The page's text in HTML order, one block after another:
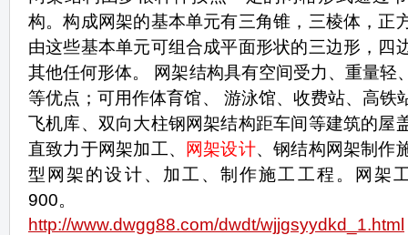
构。构成网架的基本单元有三角锥，三棱体，正
由这些基本单元可组合成平面形状的三边形，四
其他任何形体。 网架结构具有空间受力、重量轻
等优点；可用作体育馆、 游泳馆、收费站、高铁
飞机库、双向大柱钢网架结构距车间等建筑的屋
直致力于网架加工、 网架设计、钢结构网架制作
型网架的设计、加工、制作施工工程。网架
900。
http://www.dwgg88.com/dwdt/wjjgsyydkd_1.html